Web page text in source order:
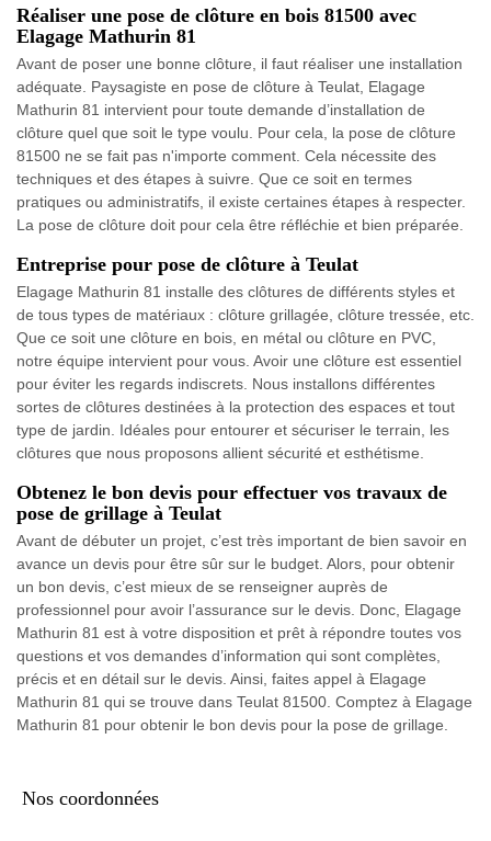
Réaliser une pose de clôture en bois 81500 avec
Elagage Mathurin 81
Avant de poser une bonne clôture, il faut réaliser une installation
adéquate. Paysagiste en pose de clôture à Teulat, Elagage
Mathurin 81 intervient pour toute demande d’installation de
clôture quel que soit le type voulu. Pour cela, la pose de clôture
81500 ne se fait pas n'importe comment. Cela nécessite des
techniques et des étapes à suivre. Que ce soit en termes
pratiques ou administratifs, il existe certaines étapes à respecter.
La pose de clôture doit pour cela être réfléchie et bien préparée.
Entreprise pour pose de clôture à Teulat
Elagage Mathurin 81 installe des clôtures de différents styles et
de tous types de matériaux : clôture grillagée, clôture tressée, etc.
Que ce soit une clôture en bois, en métal ou clôture en PVC,
notre équipe intervient pour vous. Avoir une clôture est essentiel
pour éviter les regards indiscrets. Nous installons différentes
sortes de clôtures destinées à la protection des espaces et tout
type de jardin. Idéales pour entourer et sécuriser le terrain, les
clôtures que nous proposons allient sécurité et esthétisme.
Obtenez le bon devis pour effectuer vos travaux de
pose de grillage à Teulat
Avant de débuter un projet, c’est très important de bien savoir en
avance un devis pour être sûr sur le budget. Alors, pour obtenir
un bon devis, c’est mieux de se renseigner auprès de
professionnel pour avoir l’assurance sur le devis. Donc, Elagage
Mathurin 81 est à votre disposition et prêt à répondre toutes vos
questions et vos demandes d’information qui sont complètes,
précis et en détail sur le devis. Ainsi, faites appel à Elagage
Mathurin 81 qui se trouve dans Teulat 81500. Comptez à Elagage
Mathurin 81 pour obtenir le bon devis pour la pose de grillage.
Nos coordonnées